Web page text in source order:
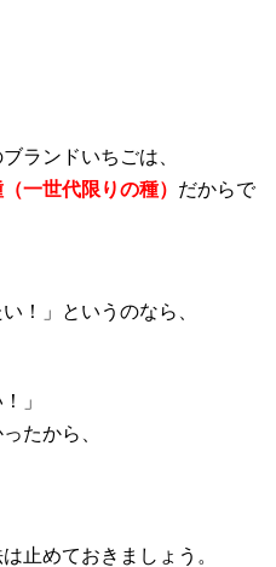
ランドいちごは、
一世代限りの種） だからで
！」というのなら、
」
たから、
止めておきましょう。